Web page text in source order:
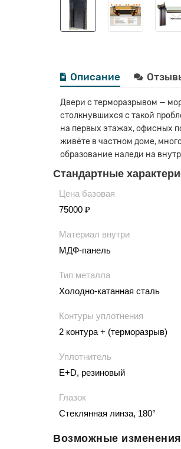
Описание
Двери с терморазрывом —
столкнувшихся с такой
на первых этажах, офисных
живёте в частном доме,
образование наледи на
Стандартные
Цена базовая
75000 ₽
Материал внутри
МДФ-панель
Тип металла
Холодно-катанная сталь
Контуры уплотнения
2 контура + (терморазрыв)
Уплотнитель
E+D, резиновый
Глазок
Стеклянная линза, 180°
Возможные изменения